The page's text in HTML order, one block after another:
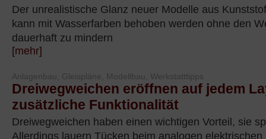
Der unrealistische Glanz neuer Modelle aus
kann mit Wasserfarben behoben werden ohne den
dauerhaft zu mindern
[mehr]
Anlagenbau, Gleispläne, Modellbau, Werkstatttipps
Dreiwegweichen eröffnen auf jedem
zusätzliche Funktionalität
Dreiwegweichen haben einen wichtigen Vorteil, sie
Allerdings lauern Tücken beim analogen elektrischen